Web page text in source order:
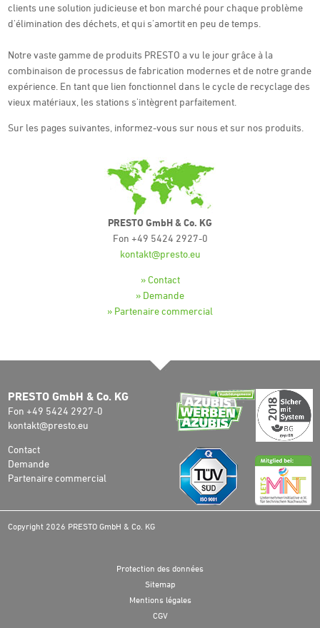
clients une solution judicieuse et bon marché pour chaque problème
d'élimination des déchets, et qui s'amortit en peu de temps.
Notre vaste gamme de produits PRESTO a vu le jour grâce à la
combinaison de processus de fabrication modernes et de notre grande
expérience. En tant que lien fonctionnel dans le cycle de recyclage des
vieux matériaux, les stations s'intègrent parfaitement.
Sur les pages suivantes, informez-vous sur nous et sur nos produits.
PRESTO GmbH & Co. KG
Fon +49 5424 2927-0
kontakt@presto.eu
» Contact
» Demande
» Partenaire commercial
PRESTO GmbH & Co. KG
Fon +49 5424 2927-0
kontakt@presto.eu
Contact
Demande
Partenaire commercial
Copyright 2026 PRESTO GmbH & Co. KG
Protection des données
Sitemap
Mentions légales
CGV